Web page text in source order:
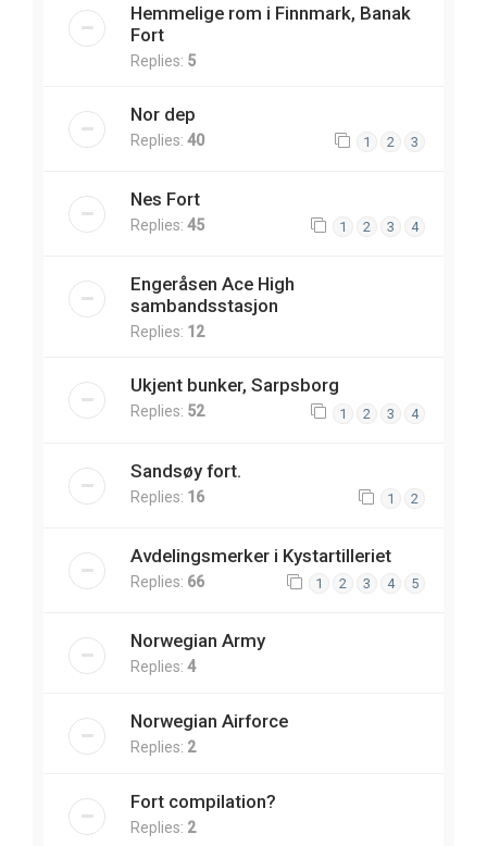
Hemmelige rom i Finnmark, Banak
Fort
Replies: 5
Nor dep
Replies: 40 1 2 3
Nes Fort
Replies: 45 1 2 3 4
Engeråsen Ace High
sambandsstasjon
Replies: 12
Ukjent bunker, Sarpsborg
Replies: 52 1 2 3 4
Sandsøy fort.
Replies: 16 1 2
Avdelingsmerker i Kystartilleriet
Replies: 66 1 2 3 4 5
Norwegian Army
Replies: 4
Norwegian Airforce
Replies: 2
Fort compilation?
Replies: 2